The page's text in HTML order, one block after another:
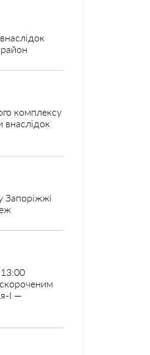
комплексу
внаслідок
Запоріжжі
I —